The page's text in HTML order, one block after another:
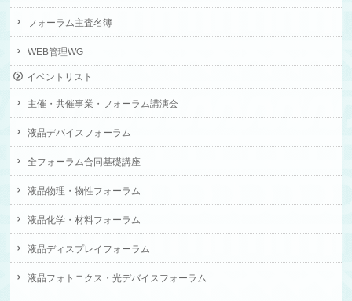
フォーラム主査名簿
WEB管理WG
イベントリスト
主催・共催事業・フォーラム講演会
液晶デバイスフォーラム
全フォーラム合同基礎講座
液晶物理・物性フォーラム
液晶化学・材料フォーラム
液晶ディスプレイフォーラム
液晶フォトニクス・光デバイスフォーラム